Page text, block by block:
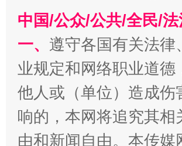
在谋一域中谋全局
中国/公众/公共/全民/
一、 遵守各国有关法
业规定和网络职业道
他人或（单位）造成
响的，本网将追究其
由和新闻自由。本传